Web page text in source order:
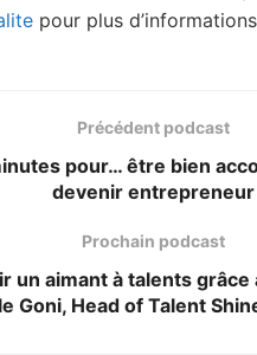
pour plus
Précédent podcast
pour… être bien
devenir entrepreneur
Prochain podcast
un aimant à talents
Goni, Head of Talent